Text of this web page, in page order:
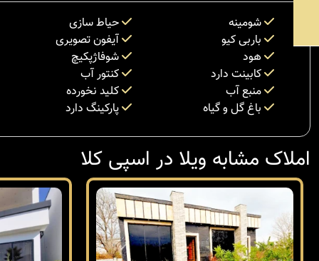
شومینه
حیاط سازی
باربی کیو
آیفون تصویری
هود
شوفاژپکیچ
کابینت دارد
کنتور آب
منبع آب
کلید نخورده
باغ گل و گیاه
پارکینگ دارد
املاک مشابه ویلا در اسپی کلا